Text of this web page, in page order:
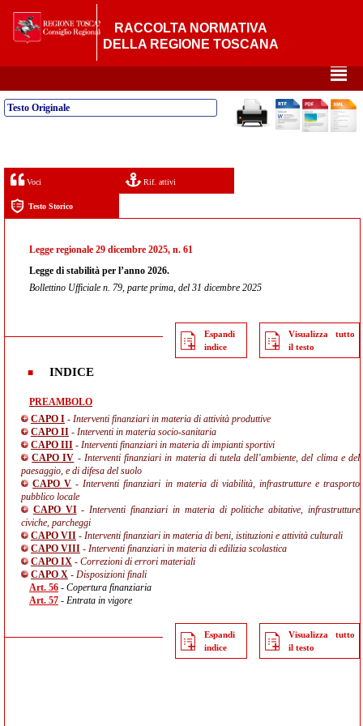
RACCOLTA NORMATIVA
DELLA REGIONE TOSCANA
²
Testo Originale
Voci Rif. attivi
Testo Storico
Legge regionale 29 dicembre 2025, n. 61
Legge di stabilità per l’anno 2026.
Bollettino Ufficiale n. 79, parte prima, del 31 dicembre 2025
Espandi
indice
Visualizza tutto
il testo
INDICE
PREAMBOLO
CAPO I - Interventi finanziari in materia di attività produttive
CAPO II - Interventi in materia socio-sanitaria
CAPO III - Interventi finanziari in materia di impianti sportivi
CAPO IV - Interventi finanziari in materia di tutela dell’ambiente, del clima e del
paesaggio, e di difesa del suolo
CAPO V - Interventi finanziari in materia di viabilità, infrastrutture e trasporto
pubblico locale
CAPO VI- Interventi finanziari in materia di politiche abitative, infrastrutture
civiche, parcheggi
CAPO VII - Interventi finanziari in materia di beni, istituzioni e attività culturali
CAPO VIII - Interventi finanziari in materia di edilizia scolastica
CAPO IX - Correzioni di errori materiali
CAPO X - Disposizioni finali
Art. 56 - Copertura finanziaria
Art. 57 - Entrata in vigore
Espandi
indice
Visualizza tutto
il testo